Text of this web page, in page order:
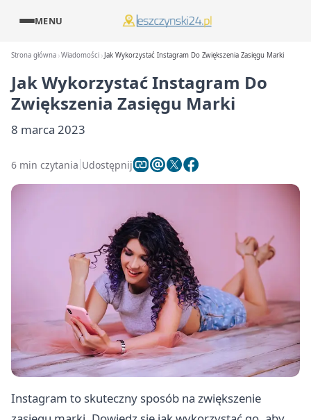
MENU
Strona główna Wiadomości Jak Wykorzystać Instagram Do Zwiększenia Zasięgu Marki
Jak Wykorzystać Instagram Do
Zwiększenia Zasięgu Marki
8 marca 2023
6 min czytania Udostępnij
Instagram to skuteczny sposób na zwiększenie